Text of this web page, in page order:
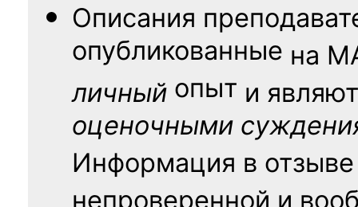
Описания
опубликованные на
личный опыт и
оценочными
Информация в